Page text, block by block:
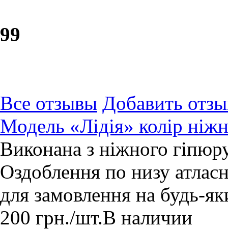
99
Все отзывы Добавить
Модель «Лідія» колір
Виконана з ніжного
Оздоблення по низу
для замовлення на будь-
200 грн./шт.В наличии